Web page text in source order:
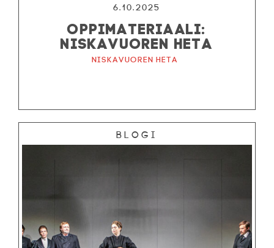
6.10.2025
OPPIMATERIAALI:
NISKAVUOREN HETA
Niskavuoren Heta
Blogi